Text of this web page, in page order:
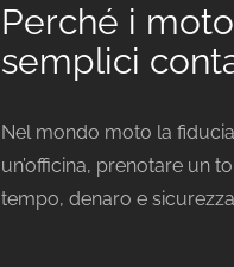
Perché i
semplici
Nel mondo moto la
un’officina, prenotare un
tempo, denaro e